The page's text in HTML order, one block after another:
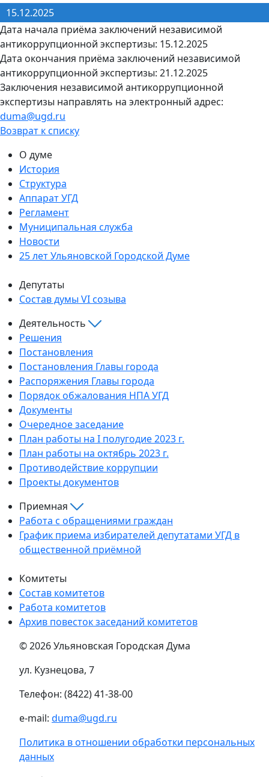
15.12.2025
Дата начала приёма заключений независимой
антикоррупционной экспертизы: 15.12.2025
Дата окончания приёма заключений независимой
антикоррупционной экспертизы: 21.12.2025
Заключения независимой антикоррупционной
экспертизы направлять на электронный адрес:
duma@ugd.ru
Возврат к списку
О думе
История
Структура
Аппарат УГД
Регламент
Муниципальная служба
Новости
25 лет Ульяновской Городской Думе
Депутаты
Состав думы VI созыва
Деятельность
Решения
Постановления
Постановления Главы города
Распоряжения Главы города
Порядок обжалования НПА УГД
Документы
Очередное заседание
План работы на I полугодие 2023 г.
План работы на октябрь 2023 г.
Противодействие коррупции
Проекты документов
Приемная
Работа с обращениями граждан
График приема избирателей депутатами УГД в
общественной приёмной
Комитеты
Состав комитетов
Работа комитетов
Архив повесток заседаний комитетов
© 2026 Ульяновская Городская Дума
ул. Кузнецова, 7
Телефон: (8422) 41-38-00
e-mail: duma@ugd.ru
Политика в отношении обработки персональных
данных